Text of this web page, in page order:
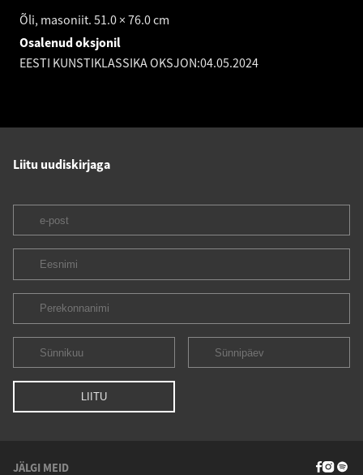
Õli, masoniit. 51.0 × 76.0 cm
Osalenud oksjonil
EESTI KUNSTIKLASSIKA OKSJON:04.05.2024
Liitu uudiskirjaga
JÄLGI MEID